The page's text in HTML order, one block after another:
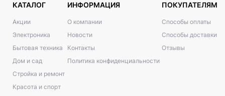
КАТАЛОГ
Акции
Электроника
Бытовая техника
Дом и сад
Стройка и ремонт
Красота и спорт
ИНФОРМАЦИЯ
О компании
Новости
Контакты
Политика конфиденциальности
ПОКУПАТЕЛЯМ
Способы оплаты
Способы доставки
Отзывы